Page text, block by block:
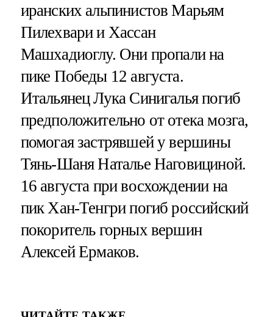
иранских альпинистов Марьям
Пилехвари и Хассан
Машхадиоглу. Они пропали на
пике Победы 12 августа.
Итальянец Лука Синигалья погиб
предположительно от отека мозга,
помогая застрявшей у вершины
Тянь-Шаня Наталье Наговициной.
16 августа при восхождении на
пик Хан-Тенгри погиб российский
покоритель горных вершин
Алексей Ермаков.